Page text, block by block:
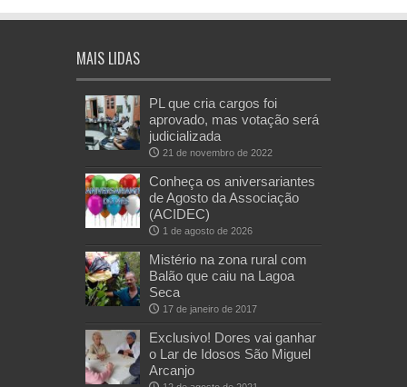
MAIS LIDAS
PL que cria cargos foi
aprovado, mas votação será
judicializada
21 de novembro de 2022
Conheça os aniversariantes
de Agosto da Associação
(ACIDEC)
1 de agosto de 2026
Mistério na zona rural com
Balão que caiu na Lagoa
Seca
17 de janeiro de 2017
Exclusivo! Dores vai ganhar
o Lar de Idosos São Miguel
Arcanjo